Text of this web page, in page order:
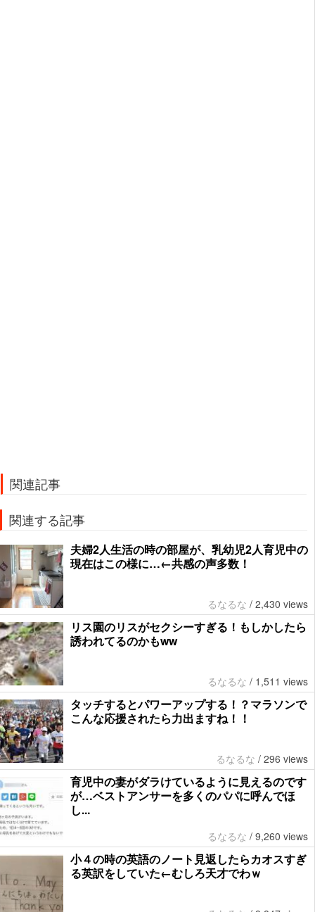
関連記事
関連する記事
夫婦2人生活の時の部屋が、乳幼児2人育児中の
現在はこの様に…←共感の声多数！
るなるな / 2,430 views
リス園のリスがセクシーすぎる！もしかしたら
誘われてるのかもww
るなるな / 1,511 views
タッチするとパワーアップする！？マラソンで
こんな応援されたら力出ますね！！
るなるな / 296 views
育児中の妻がダラけているように見えるのです
が…ベストアンサーを多くのパパに呼んでほ
し...
るなるな / 9,260 views
小４の時の英語のノート見返したらカオスすぎ
る英訳をしていた←むしろ天才でわｗ